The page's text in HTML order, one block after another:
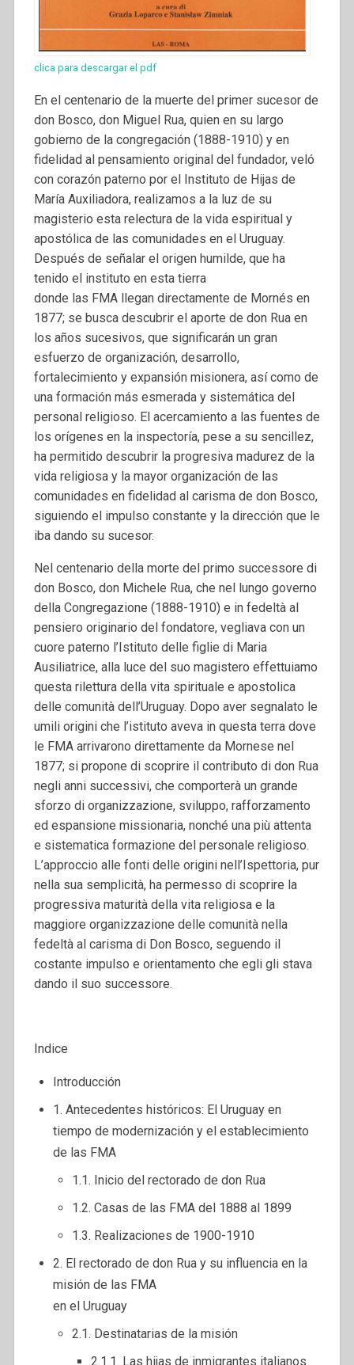
clica para descargar el pdf
En el centenario de la muerte del primer sucesor de
don Bosco, don Miguel Rua, quien en su largo
gobierno de la congregación (1888-1910) y en
fidelidad al pensamiento original del fundador, veló
con corazón paterno por el Instituto de Hijas de
María Auxiliadora, realizamos a la luz de su
magisterio esta relectura de la vida espiritual y
apostólica de las comunidades en el Uruguay.
Después de señalar el origen humilde, que ha
tenido el instituto en esta tierra
donde las FMA llegan directamente de Mornés en
1877; se busca descubrir el aporte de don Rua en
los años sucesivos, que significarán un gran
esfuerzo de organización, desarrollo,
fortalecimiento y expansión misionera, así como de
una formación más esmerada y sistemática del
personal religioso. El acercamiento a las fuentes de
los orígenes en la inspectoría, pese a su sencillez,
ha permitido descubrir la progresiva madurez de la
vida religiosa y la mayor organización de las
comunidades en fidelidad al carisma de don Bosco,
siguiendo el impulso constante y la dirección que le
iba dando su sucesor.
Nel centenario della morte del primo successore di
don Bosco, don Michele Rua, che nel lungo governo
della Congregazione (1888-1910) e in fedeltà al
pensiero originario del fondatore, vegliava con un
cuore paterno l’Istituto delle figlie di Maria
Ausiliatrice, alla luce del suo magistero effettuiamo
questa rilettura della vita spirituale e apostolica
delle comunità dell’Uruguay. Dopo aver segnalato le
umili origini che l’istituto aveva in questa terra dove
le FMA arrivarono direttamente da Mornese nel
1877; si propone di scoprire il contributo di don Rua
negli anni successivi, che comporterà un grande
sforzo di organizzazione, sviluppo, rafforzamento
ed espansione missionaria, nonché una più attenta
e sistematica formazione del personale religioso.
L’approccio alle fonti delle origini nell’Ispettoria, pur
nella sua semplicità, ha permesso di scoprire la
progressiva maturità della vita religiosa e la
maggiore organizzazione delle comunità nella
fedeltà al carisma di Don Bosco, seguendo il
costante impulso e orientamento che egli gli stava
dando il suo successore.
Indice
Introducción
1. Antecedentes históricos: El Uruguay en
tiempo de modernización y el establecimiento
de las FMA
1.1. Inicio del rectorado de don Rua
1.2. Casas de las FMA del 1888 al 1899
1.3. Realizaciones de 1900-1910
2. El rectorado de don Rua y su influencia en la
misión de las FMA
en el Uruguay
2.1. Destinatarias de la misión
2.1.1. Las hijas de inmigrantes italianos